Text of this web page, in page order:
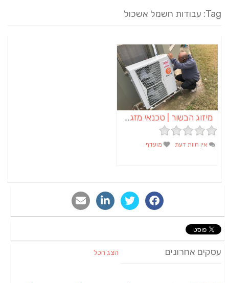
Tag: עבודות חשמל אשכול
מיזוג הבשור | טכנאי מזגנים | מתקין מזגנים | תיקון מזגנים
אין חוות דעת מועדף
אחרונים הצג הכל